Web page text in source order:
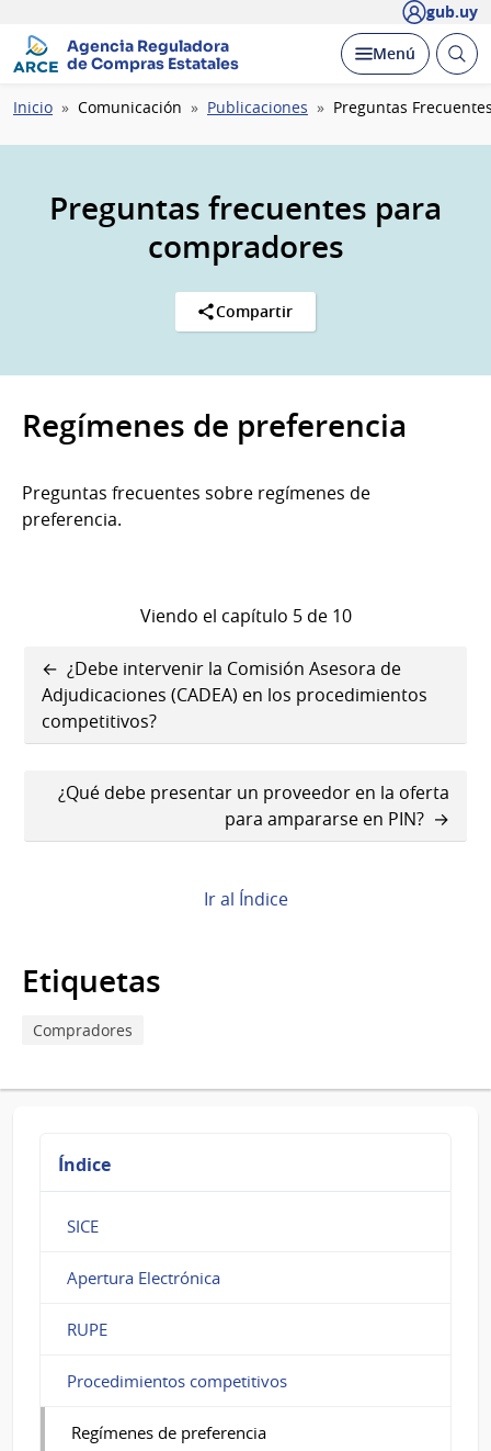
gub.uy
Agencia Reguladora
de Compras Estatales
Desplegar
Menú Abrir
Ruta
navegación
Inicio Comunicación Publicaciones Preguntas
Preguntas frecuentes para
compradores
Compartir
Regímenes de preferencia
Preguntas frecuentes sobre regímenes de
preferencia.
Viendo el capítulo 5 de 10
Enlaces
transversales
de
Book
para
Regímenes
¿Debe intervenir la Comisión Asesora de
Adjudicaciones (CADEA) en los procedimientos
competitivos?
¿Qué debe presentar un proveedor en la oferta
para ampararse en PIN?
Ir al Índice
Etiquetas
Compradores
Índice
SICE
Apertura Electrónica
RUPE
Procedimientos competitivos
Regímenes de preferencia